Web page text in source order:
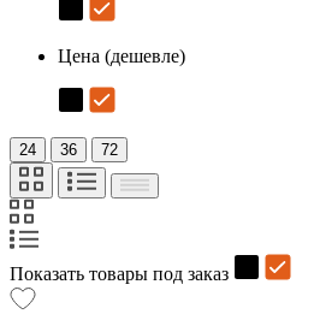
Цена (дешевле)
24 36 72
Показать товары под заказ